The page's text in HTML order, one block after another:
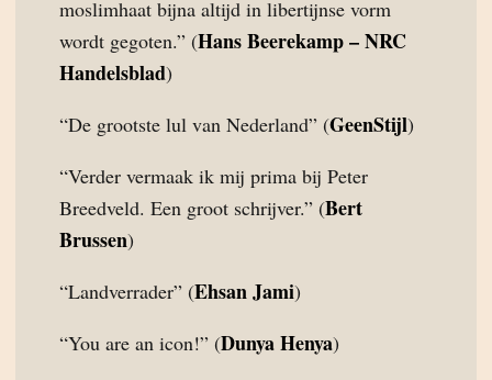
moslimhaat bijna altijd in libertijnse vorm
wordt gegoten.” (Hans Beerekamp – NRC
Handelsblad)
“De grootste lul van Nederland” (GeenStijl)
“Verder vermaak ik mij prima bij Peter
Breedveld. Een groot schrijver.” (Bert
Brussen)
“Landverrader” (Ehsan Jami)
“You are an icon!” (Dunya Henya)